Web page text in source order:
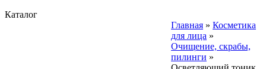
Каталог
Главная » Косметика
для лица »
Очищение, скрабы,
пилинги »